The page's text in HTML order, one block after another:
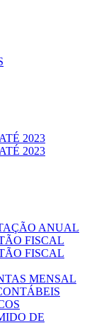
2023
2023
ANUAL
FISCAL
FISCAL
MENSAL
DE